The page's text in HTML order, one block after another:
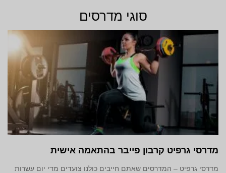
סוגי מדרסים
מדרסי גרפיט קרבון פייבר בהתאמה אישית
מדרסי גרפיט – המדרסים שאתם חייבים כולנו צועדים מדי יום עשרות